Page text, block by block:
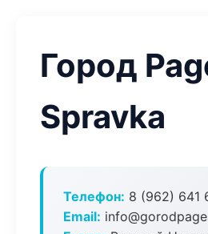
Город
Spravka
Телефон: 8 (962) 641
Email: